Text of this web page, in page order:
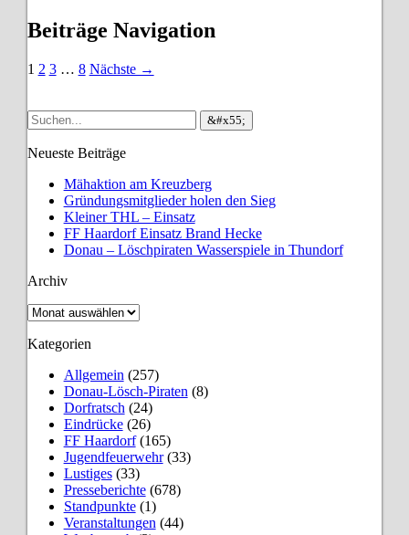
Beiträge Navigation
1 2 3 … 8 Nächste →
Neueste Beiträge
Mähaktion am Kreuzberg
Gründungsmitglieder holen den Sieg
Kleiner THL – Einsatz
FF Haardorf Einsatz Brand Hecke
Donau – Löschpiraten Wasserspiele in Thundorf
Archiv
Archiv
Kategorien
Allgemein (257)
Donau-Lösch-Piraten (8)
Dorfratsch (24)
Eindrücke(26)
FF Haardorf(165)
Jugendfeuerwehr(33)
Lustiges(33)
Presseberichte(678)
Standpunkte(1)
Veranstaltungen (44)